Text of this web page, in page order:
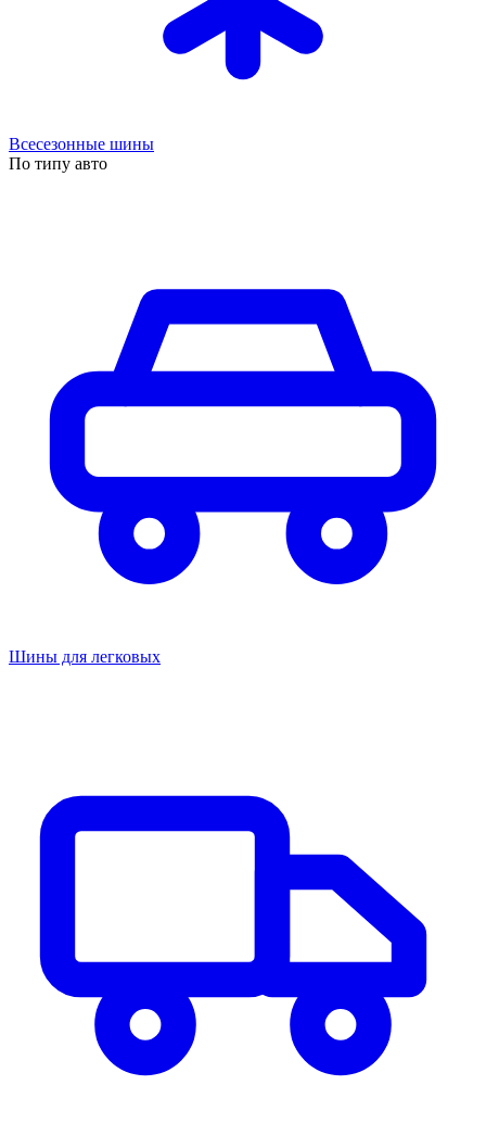
Всесезонные шины
По типу авто
Шины для легковых